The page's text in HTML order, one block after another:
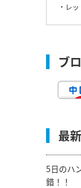
・レ
ブ
最
5日のハ
錯！！